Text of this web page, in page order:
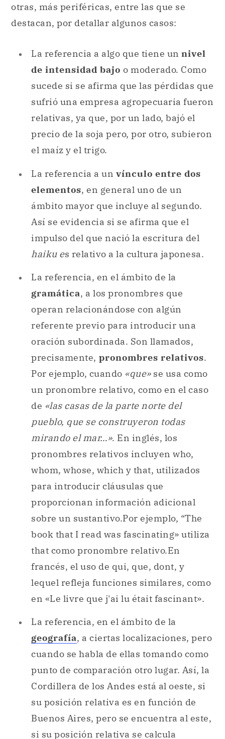
otras, más periféricas, entre las que se
destacan, por detallar algunos casos:
La referencia a algo que tiene un nivel
de intensidad bajo o moderado. Como
sucede si se afirma que las pérdidas que
sufrió una empresa agropecuaria fueron
relativas, ya que, por un lado, bajó el
precio de la soja pero, por otro, subieron
el maíz y el trigo.
La referencia a un vínculo entre dos
elementos, en general uno de un
ámbito mayor que incluye al segundo.
Así se evidencia si se afirma que el
impulso del que nació la escritura del
haiku es relativo a la cultura japonesa.
La referencia, en el ámbito de la
gramática, a los pronombres que
operan relacionándose con algún
referente previo para introducir una
oración subordinada. Son llamados,
precisamente, pronombres relativos.
Por ejemplo, cuando «que»se usa como
un pronombre relativo, como en el caso
de «las casas de la parte norte del
pueblo, que se construyeron todas
mirando el mar…». En inglés, los
pronombres relativos incluyen who,
whom, whose, which y that, utilizados
para introducir cláusulas que
proporcionan información adicional
sobre un sustantivo.Por ejemplo, “The
book that I read was fascinating» utiliza
that como pronombre relativo.En
francés, el uso de qui, que, dont, y
lequel refleja funciones similares, como
en «Le livre que j'ai lu était fascinant».
La referencia, en el ámbito de la
geografía, a ciertas localizaciones, pero
cuando se habla de ellas tomando como
punto de comparación otro lugar. Así, la
Cordillera de los Andes está al oeste, si
su posición relativa es en función de
Buenos Aires, pero se encuentra al este,
si su posición relativa se calcula